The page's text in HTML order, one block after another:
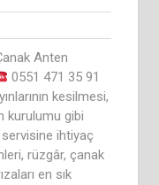
Anten
0551 471 35 91
kesilmesi,
kurulumu gibi
ihtiyaç
rüzgâr, çanak
en sık